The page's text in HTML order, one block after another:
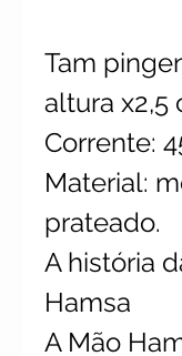
Tam
altura x2,5
Corrente:
Material:
prateado.
A história
Hamsa
A Mão